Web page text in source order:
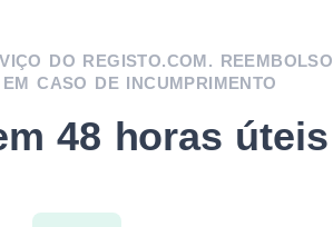
DO REGISTO.COM. REEMBOLSO
CASO DE INCUMPRIMENTO
48 horas úteis